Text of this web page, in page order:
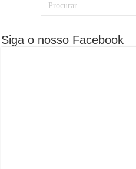
Siga o nosso Facebook